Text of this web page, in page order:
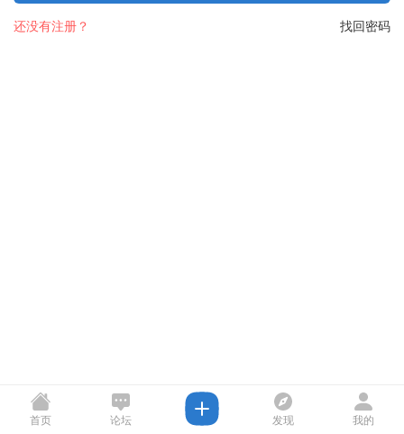
找回密码
还没有注册？
首页 论坛 发现 我的